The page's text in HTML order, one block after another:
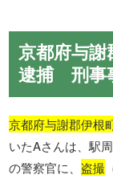
京都府与
逮捕 刑事
京都府与謝郡伊根
いたAさんは、駅
の警察官に、 盗撮